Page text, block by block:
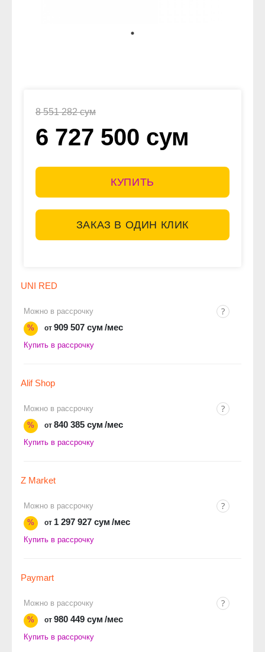
8 551 282 сум
6 727 500 сум
КУПИТЬ
ЗАКАЗ В ОДИН КЛИК
UNI RED
Можно в рассрочку
%
от 909 507 сум /мес
Купить в рассрочку
Alif Shop
Можно в рассрочку
%
от 840 385 сум /мес
Купить в рассрочку
Z Market
Можно в рассрочку
%
от 1 297 927 сум /мес
Купить в рассрочку
Paymart
Можно в рассрочку
%
от 980 449 сум /мес
Купить в рассрочку